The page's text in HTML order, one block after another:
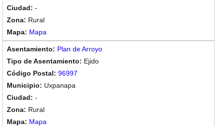
-
Rural
Mapa
Plan de Arroyo
Ejido
96997
Uxpanapa
-
Rural
Mapa